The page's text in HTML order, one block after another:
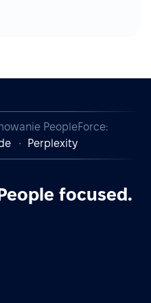
PeopleForce:
Perplexity
focused.